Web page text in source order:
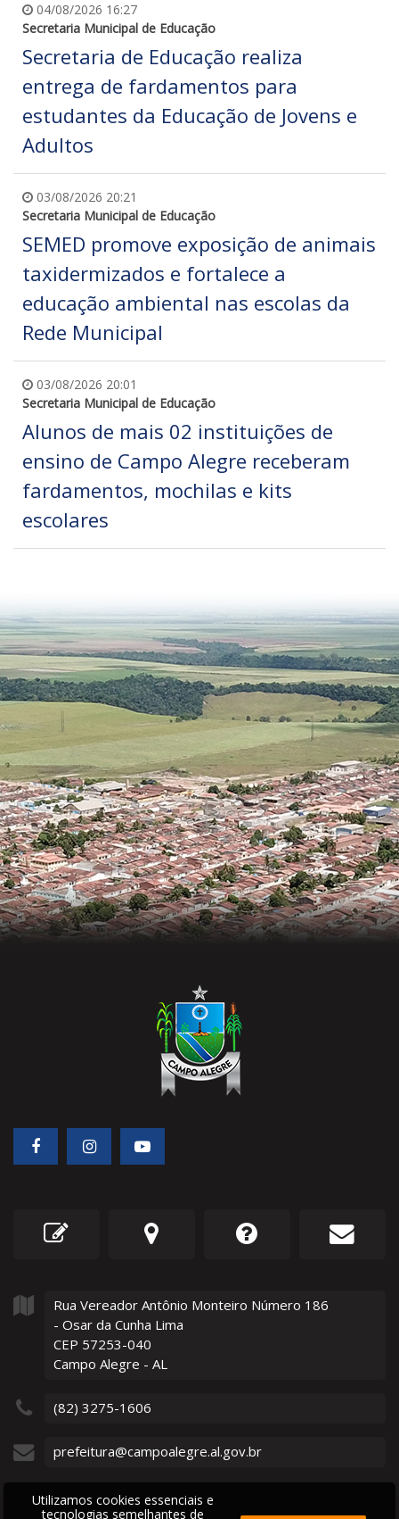
04/08/2026 16:27
Secretaria Municipal de Educação
Secretaria de Educação realiza
entrega de fardamentos para
estudantes da Educação de Jovens e
Adultos
03/08/2026 20:21
Secretaria Municipal de Educação
SEMED promove exposição de animais
taxidermizados e fortalece a
educação ambiental nas escolas da
Rede Municipal
03/08/2026 20:01
Secretaria Municipal de Educação
Alunos de mais 02 instituições de
ensino de Campo Alegre receberam
fardamentos, mochilas e kits
escolares
Rua Vereador Antônio Monteiro Número 186
- Osar da Cunha Lima
CEP 57253-040
Campo Alegre - AL
(82) 3275-1606
prefeitura@campoalegre.al.gov.br
Utilizamos cookies essenciais e
tecnologias semelhantes de